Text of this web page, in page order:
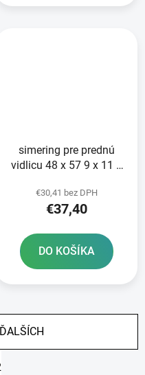
simering pre prednú
vidlicu 48 x 57 9 x 11 5
opravu 2 tlmičov
€30,41 bez DPH
€37,40
DO KOŠÍKA